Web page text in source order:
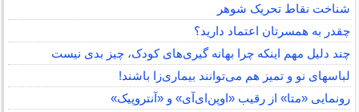
شناخت نقاط تحریک شوهر
چقدر به همسرتان اعتماد دارید؟
چند دلیل مهم اینکه چرا بهانه گیری‌های کودک، چیز بدی نیست
لباس‎های نو و تمیز هم می‌توانند بیماری‌زا باشند!
رونمایی «متا» از رقیب «اوپن‌ای‌آی» و «آنتروپیک»